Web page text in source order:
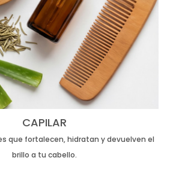
CAPILAR
que fortalecen, hidratan y devuelven el
brillo a tu cabello.